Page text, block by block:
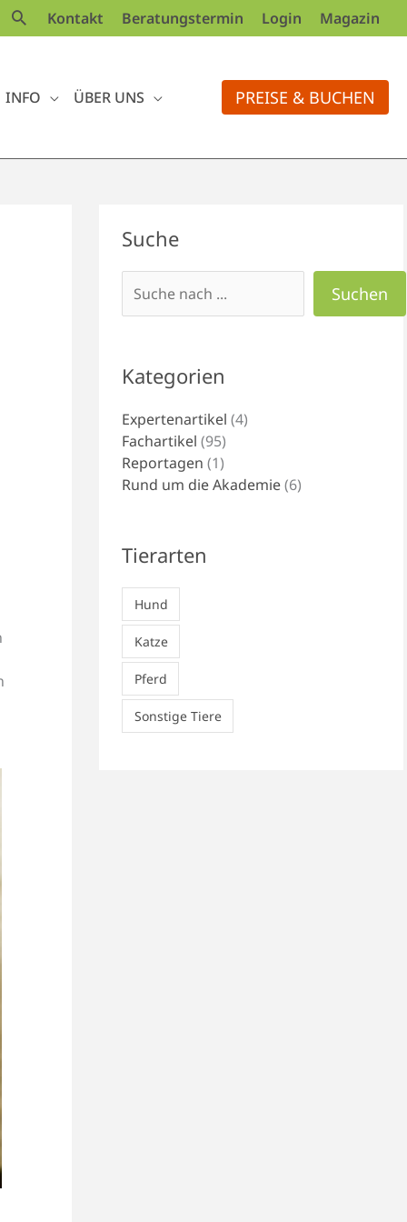
Kontakt Beratungstermin Login Magazin
INFO ÜBER UNS PREISE & BUCHEN
Suche
Suchen
Kategorien
Expertenartikel (4)
Fachartikel (95)
Reportagen (1)
Rund um die Akademie(6)
Tierarten
Hund
Katze
Pferd
Sonstige Tiere